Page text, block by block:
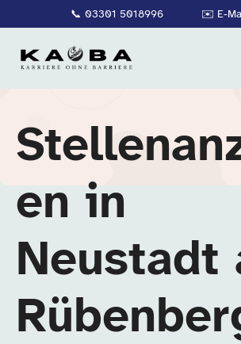
📞 03301 5018996 ✉️ E-
en in
Neustadt